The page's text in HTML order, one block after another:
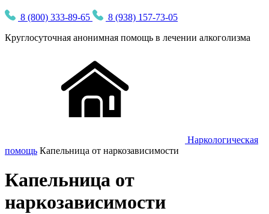
8 (800) 333-89-65
8 (938) 157-73-05
Круглосуточная анонимная помощь в лечении алкоголизма
Наркологическая
помощь Капельница от наркозависимости
Капельница от
наркозависимости